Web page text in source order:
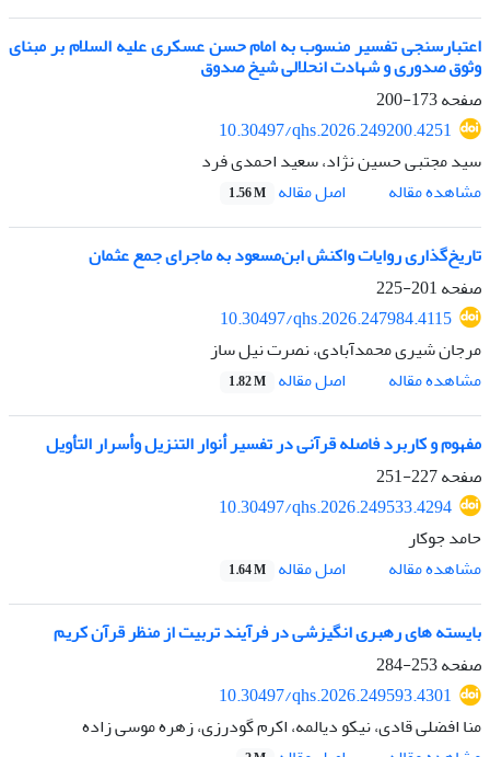
اعتبارسنجی تفسیر منسوب به امام حسن عسکری علیه السلام بر مبنای
وثوق صدوری و شهادت انحلالی شیخ صدوق
صفحه173-200
10.30497/qhs.2026.249200.4251
سید مجتبی حسین نژاد، سعید احمدی فرد
مشاهده مقاله
اصل مقاله 1.56 M
تاریخ‌گذاری روایات واکنش ابن‌مسعود به ماجرای جمع عثمان
صفحه201-225
10.30497/qhs.2026.247984.4115
مرجان شیری محمدآبادی، نصرت نیل ساز
مشاهده مقاله
اصل مقاله 1.82 M
مفهوم و کاربرد فاصله قرآنی در تفسیر أنوار التنزیل وأسرار التأویل
صفحه227-251
10.30497/qhs.2026.249533.4294
حامد جوکار
مشاهده مقاله
اصل مقاله 1.64 M
بایسته های رهبری انگیزشی در فرآیند تربیت از منظر قرآن کریم
صفحه253-284
10.30497/qhs.2026.249593.4301
منا افضلی قادی، نیکو دیالمه، اکرم گودرزی، زهره موسی زاده